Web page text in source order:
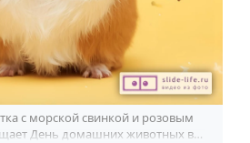
с морской свинкой и розовым
День домашних животных в